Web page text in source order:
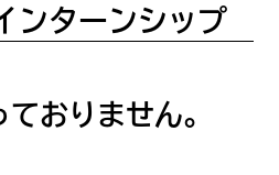
ンターンシップ
おりません。